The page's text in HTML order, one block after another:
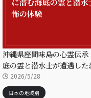
沖縄県座間味島の心霊伝
底の霊と潜水士が遭遇し
2026/5/28
日本の地域別